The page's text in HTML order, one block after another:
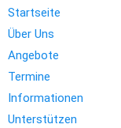
Startseite
Über Uns
Angebote
Termine
Informationen
Unterstützen